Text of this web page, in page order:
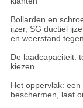
Bollarden en
ijzer, SG ductiel
en weerstand
De laadcapaciteit:
kiezen.
Het oppervlak:
beschermen, laat